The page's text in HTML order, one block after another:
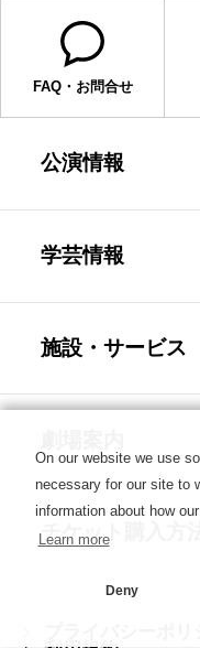
FAQ・お問合せ
公演情報
学芸情報
施設・サービス
チケット購入方
On our website we use
necessary for our site to
information about how
Learn more
Deny